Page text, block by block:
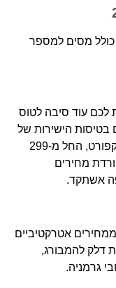
בלופטהנזה : 299 דולר כולל מסים למספר
לכם עוד סיבה לטוס
בטיסות הישירות של
לופטהנזה לברלין, דיסלדורף, מינכן ופרנקפורט, החל מ-299
מחירים
אשתקד.
אטרקטיביים
ותוספת דלק להמבורג,
גרמניה.